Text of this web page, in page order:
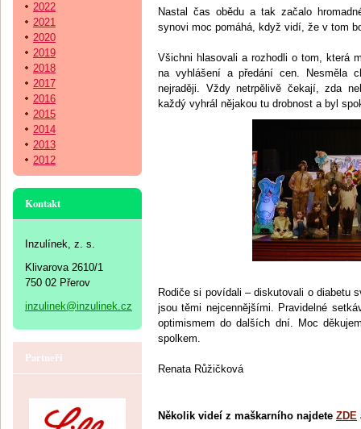
Nastal čas obědu a tak začalo
synovi moc pomáhá, když vidí, že v tom
Všichni hlasovali a rozhodli o tom, která
na vyhlášení a předání cen. Nesměla
nejraději. Vždy netrpělivě čekají, zda
každý vyhrál nějakou tu drobnost a byl
Rodiče si povídali – diskutovali o diabetu
jsou těmi nejcennějšími. Pravidelné
optimismem do dalších dní. Moc
spolkem.
Renata Růžičková
Několik videí z maškarního najdete ZDE
2022
2021
2020
2019
2018
2017
2016
2015
2014
2013
2012
Kontakt
Inzulínek, z. s.
Klivarova 2610/1
750 02 Přerov
inzulinek@inzulinek.cz
Partneři